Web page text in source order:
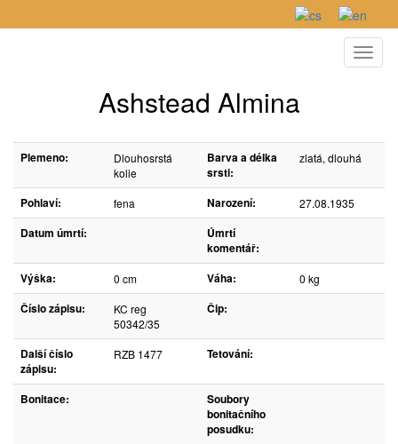
Ashstead Almina
Plemeno:
Dlouhosrstá
kolie
Barva a délka
srsti:
zlatá, dlouhá
Pohlaví: fena Narození: 27.08.1935
Datum úmrtí:
Úmrtí
komentář:
Výška:
0 cm Váha: 0 kg
Číslo zápisu:
KC reg
50342/35
Čip:
Další číslo
zápisu:
RZB 1477 Tetování:
Bonitace:
Soubory
bonitačního
posudku: